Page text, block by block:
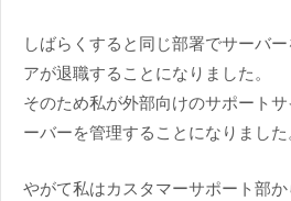
しばらくすると同じ部署でサーバ
アが退職することになりました。
そのため私が外部向けのサポート
ーバーを管理することになりました
やがて私はカスタマーサポート部